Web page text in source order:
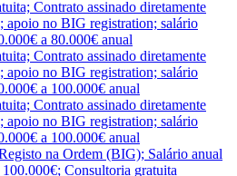
Contrato assinado diretamente
apoio no BIG registration; salário
a 80.000€ anual
Contrato assinado diretamente
apoio no BIG registration; salário
a 100.000€ anual
Contrato assinado diretamente
apoio no BIG registration; salário
a 100.000€ anual
na Ordem (BIG); Salário anual
Consultoria gratuita